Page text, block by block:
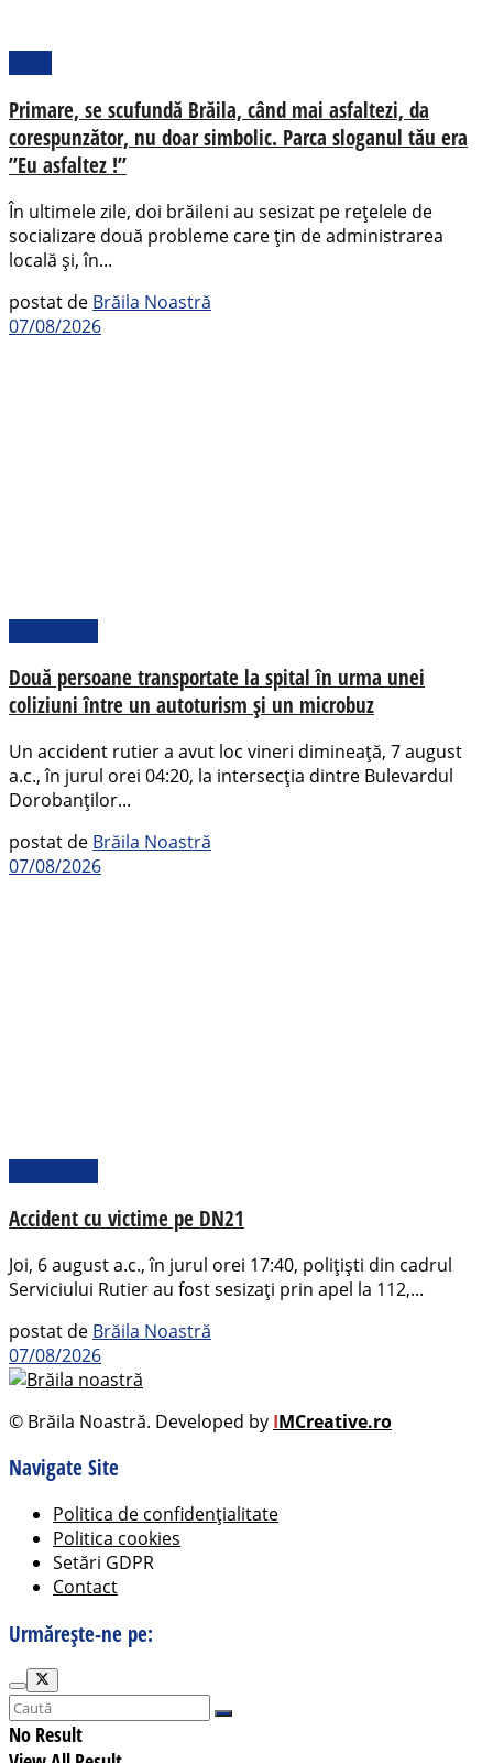
Primare, se scufundă Brăila, când mai asfaltezi, da
corespunzător, nu doar simbolic. Parca sloganul tău era
”Eu asfaltez !”
În ultimele zile, doi brăileni au sesizat pe rețelele de
socializare două probleme care țin de administrarea
locală și, în...
postat de Brăila Noastră
07/08/2026
Două persoane transportate la spital în urma unei
coliziuni între un autoturism și un microbuz
Un accident rutier a avut loc vineri dimineață, 7 august
a.c., în jurul orei 04:20, la intersecția dintre Bulevardul
Dorobanților...
postat de Brăila Noastră
07/08/2026
Accident cu victime pe DN21
Joi, 6 august a.c., în jurul orei 17:40, polițiști din cadrul
Serviciului Rutier au fost sesizați prin apel la 112,...
postat de Brăila Noastră
07/08/2026
© Brăila Noastră. Developed by IMCreative.ro
Navigate Site
Politica de confidențialitate
Politica cookies
Setări GDPR
Contact
Urmărește-ne pe:
No Result